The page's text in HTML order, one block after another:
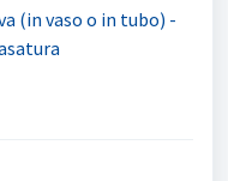
(in vaso o in tubo) -